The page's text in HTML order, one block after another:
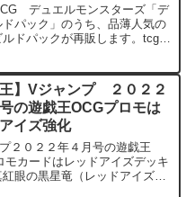
デュエルモンスターズ「デ
ドパック」のうち、品薄人気の
ドパックが再販します。tcg-
デッキにも使われいるなど、
王】Vジャンプ ２０２２
の遊戯王OCGプロモは
イズ強化
２０２２年４月号の遊戯王
モカードはレッドアイズデッキ
眼の黒星竜（レッドアイズ・